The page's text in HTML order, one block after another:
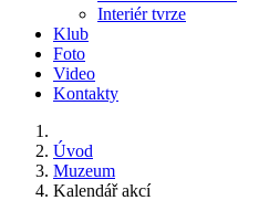
Interiér tvrze
Klub
Foto
Video
Kontakty
Úvod
Muzeum
Kalendář akcí